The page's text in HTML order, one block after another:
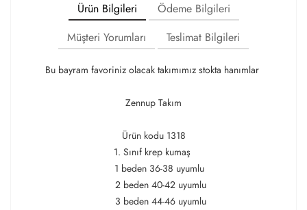
Ürün Bilgileri
Ödeme Bilgileri
Müşteri Yorumları
Teslimat Bilgileri
Bu bayram favoriniz olacak takımımız stokta hanımlar
Zennup Takım
Ürün kodu 1318
1. Sınıf krep kumaş
1 beden 36-38 uyumlu
2 beden 40-42 uyumlu
3 beden 44-46 uyumlu